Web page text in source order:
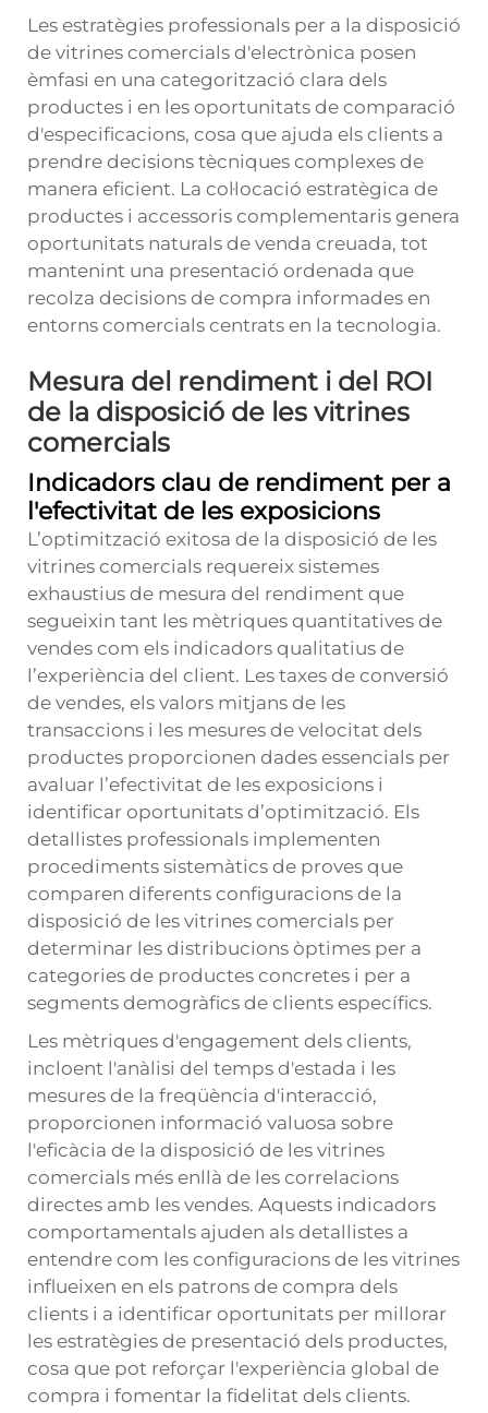
Les estratègies professionals per a la disposició
de vitrines comercials d'electrònica posen
èmfasi en una categorització clara dels
productes i en les oportunitats de comparació
d'especificacions, cosa que ajuda els clients a
prendre decisions tècniques complexes de
manera eficient. La col·locació estratègica de
productes i accessoris complementaris genera
oportunitats naturals de venda creuada, tot
mantenint una presentació ordenada que
recolza decisions de compra informades en
entorns comercials centrats en la tecnologia.
Mesura del rendiment i del ROI
de la disposició de les vitrines
comercials
Indicadors clau de rendiment per a
l'efectivitat de les exposicions
L’optimització exitosa de la disposició de les
vitrines comercials requereix sistemes
exhaustius de mesura del rendiment que
segueixin tant les mètriques quantitatives de
vendes com els indicadors qualitatius de
l’experiència del client. Les taxes de conversió
de vendes, els valors mitjans de les
transaccions i les mesures de velocitat dels
productes proporcionen dades essencials per
avaluar l’efectivitat de les exposicions i
identificar oportunitats d’optimització. Els
detallistes professionals implementen
procediments sistemàtics de proves que
comparen diferents configuracions de la
disposició de les vitrines comercials per
determinar les distribucions òptimes per a
categories de productes concretes i per a
segments demogràfics de clients específics.
Les mètriques d'engagement dels clients,
incloent l'anàlisi del temps d'estada i les
mesures de la freqüència d'interacció,
proporcionen informació valuosa sobre
l'eficàcia de la disposició de les vitrines
comercials més enllà de les correlacions
directes amb les vendes. Aquests indicadors
comportamentals ajuden als detallistes a
entendre com les configuracions de les vitrines
influeixen en els patrons de compra dels
clients i a identificar oportunitats per millorar
les estratègies de presentació dels productes,
cosa que pot reforçar l'experiència global de
compra i fomentar la fidelitat dels clients.